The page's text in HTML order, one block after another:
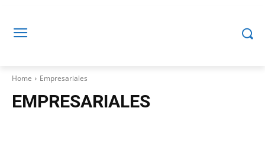
Home Empresariales
EMPRESARIALES